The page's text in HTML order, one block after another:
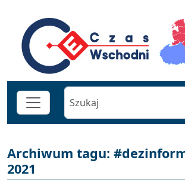
Archiwum tagu:
2021